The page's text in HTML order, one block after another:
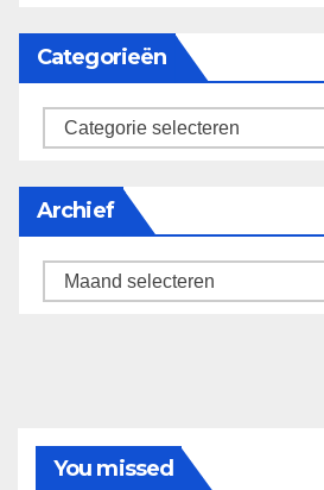
Categorieën
categorieën
Archief
Archief
You missed